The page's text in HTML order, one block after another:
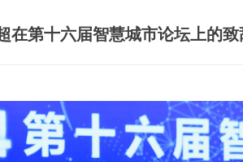
在第十六届智慧城市论坛上的致